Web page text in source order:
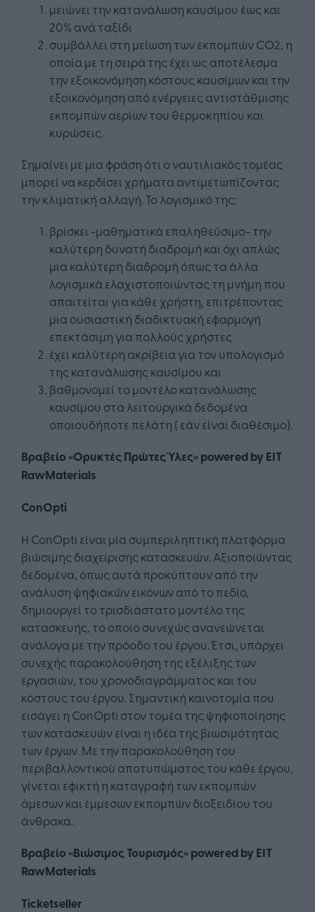
μειώνει την κατανάλωση καυσίμου έως και
20% ανά ταξίδι
συμβάλλει στη μείωση των εκπομπών CO2, η
οποία με τη σειρά της έχει ως αποτέλεσμα
την εξοικονόμηση κόστους καυσίμων και την
εξοικονόμηση από ενέργειες αντιστάθμισης
εκπομπών αερίων του θερμοκηπίου και
κυρώσεις.
Σημαίνει με μια φράση ότι ο ναυτιλιακός τομέας
μπορεί να κερδίσει χρήματα αντιμετωπίζοντας
την κλιματική αλλαγή. Το λογισμικό της:
βρίσκει -μαθηματικά επαληθεύσιμο- την
καλύτερη δυνατή διαδρομή και όχι απλώς
μια καλύτερη διαδρομή όπως τα άλλα
λογισμικά ελαχιστοποιώντας τη μνήμη που
απαιτείται για κάθε χρήστη, επιτρέποντας
μια ουσιαστική διαδικτυακή εφαρμογή
επεκτάσιμη για πολλούς χρήστες
έχει καλύτερη ακρίβεια για τον υπολογισμό
της κατανάλωσης καυσίμου και
βαθμονομεί το μοντέλο κατανάλωσης
καυσίμου στα λειτουργικά δεδομένα
οποιουδήποτε πελάτη ( εάν είναι διαθέσιμο).
Βραβείο «Ορυκτές Πρώτες Ύλες» powered by EIT
RawMaterials
ConOpti
Η ConOpti είναι μία συμπεριληπτική πλατφόρμα
βιώσιμης διαχείρισης κατασκευών. Αξιοποιώντας
δεδομένα, όπως αυτά προκύπτουν από την
ανάλυση ψηφιακών εικόνων από το πεδίο,
δημιουργεί το τρισδιάστατο μοντέλο της
κατασκευής, το οποίο συνεχώς ανανεώνεται
ανάλογα με την πρόοδο του έργου. Έτσι, υπάρχει
συνεχής παρακολούθηση της εξέλιξης των
εργασιών, του χρονοδιαγράμματος και του
κόστους του έργου. Σημαντική καινοτομία που
εισάγει η ConOpti στον τομέα της ψηφιοποίησης
των κατασκευών είναι η ιδέα της βιωσιμότητας
των έργων. Με την παρακολούθηση του
περιβαλλοντικού αποτυπώματος του κάθε έργου,
γίνεται εφικτή η καταγραφή των εκπομπών
άμεσων και έμμεσων εκπομπών διοξειδίου του
άνθρακα.
Βραβείο «Βιώσιμος Τουρισμός» powered by EIT
RawMaterials
Ticketseller